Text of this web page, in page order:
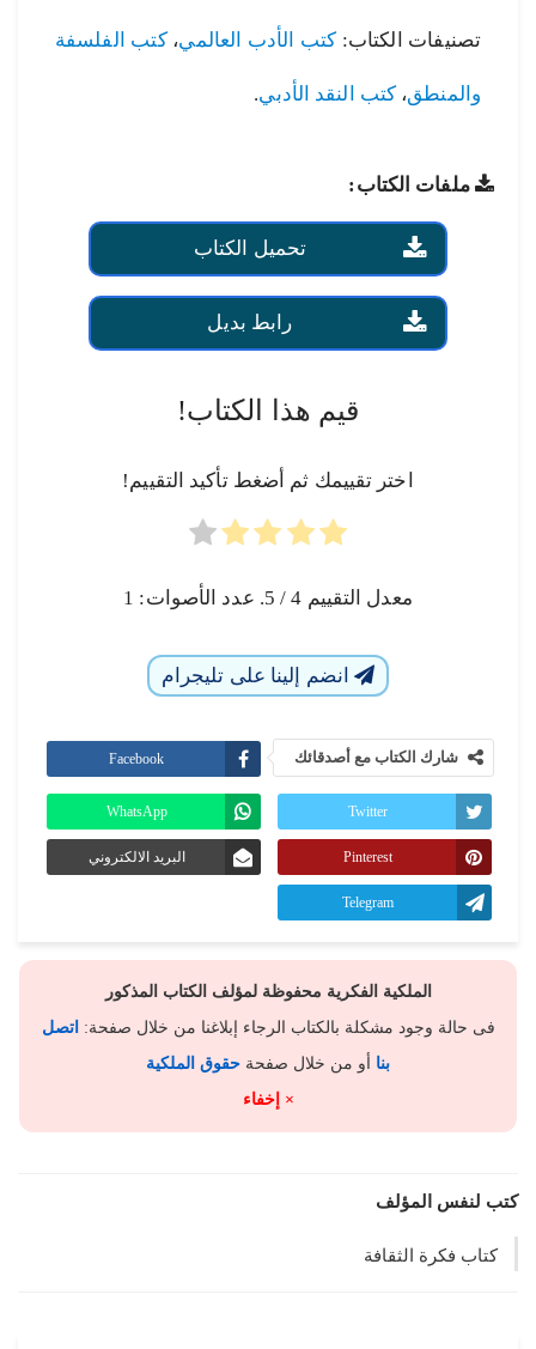
تصنيفات الكتاب: كتب الأدب العالمي،كتب الفلسفة
والمنطق، كتب النقد الأدبي.
ملفات الكتاب:
تحميل الكتاب
رابط بديل
قيم هذا الكتاب!
اختر تقييمك ثم أضغط تأكيد التقييم!
معدل التقييم 4/ 5. عدد الأصوات: 1
انضم إلينا على تليجرام
شارك الكتاب مع أصدقائك Facebook
Twitter
WhatsApp
Pinterest البريد الالكتروني
Telegram
الملكية الفكرية محفوظة لمؤلف الكتاب المذكور
فى حالة وجود مشكلة بالكتاب الرجاء إبلاغنا من خلال صفحة: اتصل
بنا أو من خلال صفحة حقوق الملكية
× إخفاء
كتب لنفس المؤلف
كتاب فكرة الثقافة